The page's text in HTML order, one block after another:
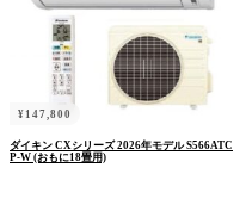
¥ 147,800
ダイキン CXシリーズ 2026年モデル S566ATC
P-W (おもに18畳用)